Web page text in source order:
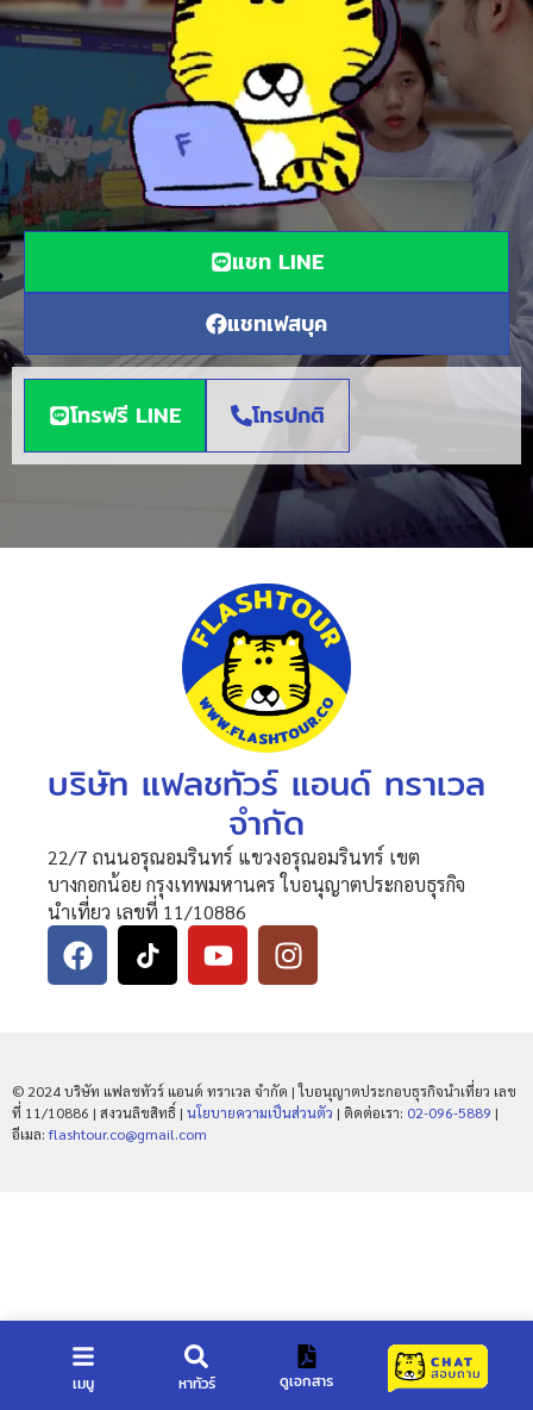
เมนู หาทัวร์ ดูเอกสาร
แชท LINE
แชทเฟสบุค
โทรฟรี LINE โทรปกติ
บริษัท แฟลชทัวร์ แอนด์ ทราเวล
จำกัด
22/7 ถนนอรุณอมรินทร์ แขวงอรุณอมรินทร์ เขต
บางกอกน้อย กรุงเทพมหานคร ใบอนุญาตประกอบธุรกิจ
นำเที่ยว เลขที่ 11/10886
© 2024 บริษัท แฟลชทัวร์ แอนด์ ทราเวล จำกัด | ใบอนุญาตประกอบธุรกิจนำเที่ยว เลข
ที่ 11/10886 | สงวนลิขสิทธิ์ | นโยบายความเป็นส่วนตัว | ติดต่อเรา: 02-096-5889 |
อีเมล: flashtour.co@gmail.com